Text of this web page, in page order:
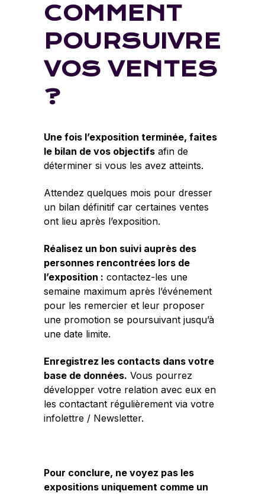
COMMENT
POURSUIVRE
VOS VENTES
?
Une fois l’exposition terminée, faites
le bilan de vos objectifs afin de
déterminer si vous les avez atteints.
Attendez quelques mois pour dresser
un bilan définitif car certaines ventes
ont lieu après l’exposition.
Réalisez un bon suivi auprès des
personnes rencontrées lors de
l’exposition : contactez-les une
semaine maximum après l’événement
pour les remercier et leur proposer
une promotion se poursuivant jusqu’à
une date limite.
Enregistrez les contacts dans votre
base de données. Vous pourrez
développer votre relation avec eux en
les contactant régulièrement via votre
infolettre / Newsletter.
Pour conclure, ne voyez pas les
expositions uniquement comme un